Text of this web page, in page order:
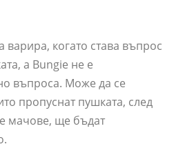
когато става въпрос
а Bungie не е
въпроса. Може да се
пропуснат пушката, след
мачове, ще бъдат